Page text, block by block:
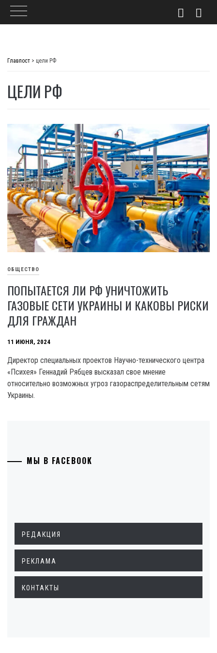
Главпост > цели РФ
ЦЕЛИ РФ
ОБЩЕСТВО
ПОПЫТАЕТСЯ ЛИ РФ УНИЧТОЖИТЬ
ГАЗОВЫЕ СЕТИ УКРАИНЫ И КАКОВЫ РИСКИ
ДЛЯ ГРАЖДАН
11 ИЮНЯ, 2024
Директор специальных проектов Научно-технического центра
«Психея» Геннадий Рябцев высказал свое мнение
относительно возможных угроз газораспределительным сетям
Украины.
МЫ В FACEBOOK
РЕДАКЦИЯ
РЕКЛАМА
КОНТАКТЫ